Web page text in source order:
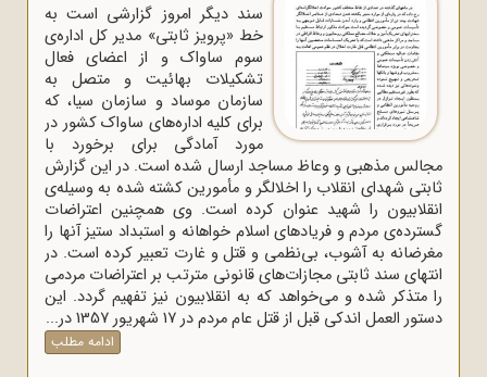
سند دیگر امروز گزارشی است به
خط «پرویز ثابتی» مدیر کل اداره‌ی
سوم ساواک و از اعضای فعال
تشکیلات بهائیت و متصل به
سازمان موساد و سازمان سیا، که
برای کلیه اداره‌های ساواک‌ کشور در
مورد آمادگی برای برخورد با
مجالس مذهبی و وعاظ مساجد ارسال شده است. در این گزارش
ثابتی شهدای انقلاب را اخلالگر و مأمورین کشته شده به وسیله‌ی
انقلابیون را شهید عنوان کرده است. وی همچنین اعتراضات
گسترده‌ی مردم و فریادهای اسلام خواهانه و استبداد ستیز آنها را
مغرضانه به آشوب، بی‌نظمی و قتل و غارت تعبیر کرده است. در
انتهای سند ثابتی مجازات‌های قانونی مترتب بر اعتراضات مردمی
را متذکر شده و می‌خواهد که به انقلابیون نیز تفهیم گردد. این
دستور العمل اندکی قبل از قتل عام مردم در 17 شهریور 1357 در...
ادامه مطلب